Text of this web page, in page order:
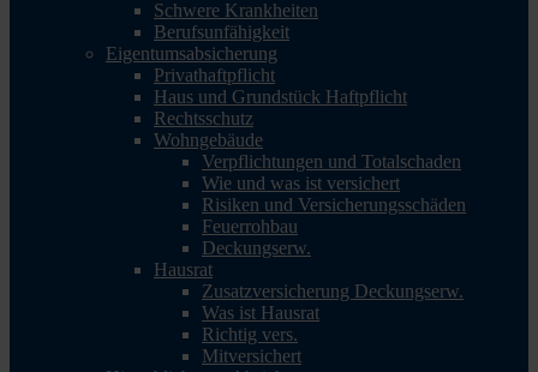
Schwere Krankheiten
Berufsunfähigkeit
Eigentumsabsicherung
Privathaftpflicht
Haus und Grundstück Haftpflicht
Rechtsschutz
Wohngebäude
Verpflichtungen und Totalschaden
Wie und was ist versichert
Risiken und Versicherungsschäden
Feuerrohbau
Deckungserw.
Hausrat
Zusatzversicherung Deckungserw.
Was ist Hausrat
Richtig vers.
Mitversichert